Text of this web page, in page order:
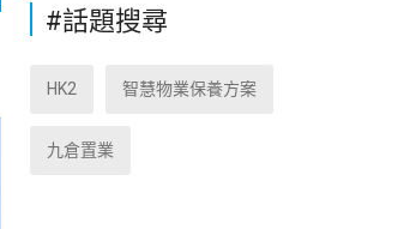
#話題搜尋
HK2 智慧物業保養方案
九倉置業